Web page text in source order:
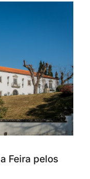
Feira pelos